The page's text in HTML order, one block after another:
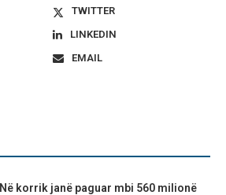
TWITTER
LINKEDIN
EMAIL
Në korrik janë paguar mbi 560 milionë